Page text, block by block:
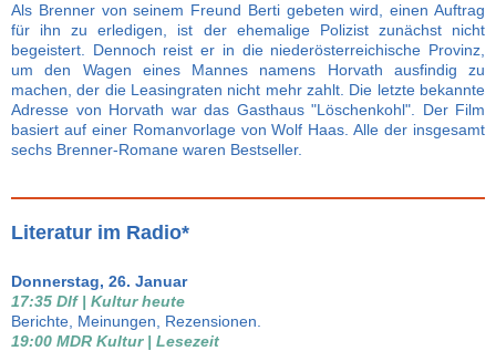
Als Brenner von seinem Freund Berti gebeten wird, einen Auftrag
für ihn zu erledigen, ist der ehemalige Polizist zunächst nicht
begeistert. Dennoch reist er in die niederösterreichische Provinz,
um den Wagen eines Mannes namens Horvath ausfindig zu
machen, der die Leasingraten nicht mehr zahlt. Die letzte bekannte
Adresse von Horvath war das Gasthaus "Löschenkohl". Der Film
basiert auf einer Romanvorlage von Wolf Haas. Alle der insgesamt
sechs Brenner-Romane waren Bestseller.
Literatur im Radio*
Donnerstag, 26. Januar
17:35 Dlf | Kultur heute
Berichte, Meinungen, Rezensionen.
19:00 MDR Kultur | Lesezeit